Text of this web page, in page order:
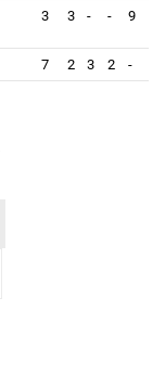
3 3 - - 9
7 2 3 2 -